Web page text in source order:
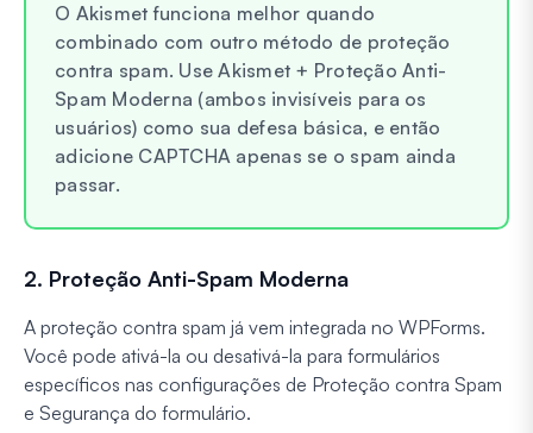
O Akismet funciona melhor quando
combinado com outro método de proteção
contra spam. Use Akismet + Proteção Anti-
Spam Moderna (ambos invisíveis para os
usuários) como sua defesa básica, e então
adicione CAPTCHA apenas se o spam ainda
passar.
2. Proteção Anti-Spam Moderna
A proteção contra spam já vem integrada no WPForms.
Você pode ativá-la ou desativá-la para formulários
específicos nas configurações de Proteção contra Spam
e Segurança do formulário.